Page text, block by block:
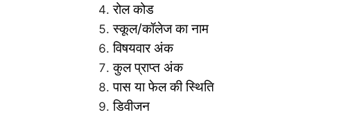
रोल कोड
स्कूल/कॉलेज का नाम
विषयवार अंक
कुल प्राप्त अंक
पास या फेल की स्थिति
डिवीजन